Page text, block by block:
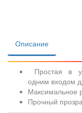
Описание
Простая в
одним входом
Максимальное
Прочный